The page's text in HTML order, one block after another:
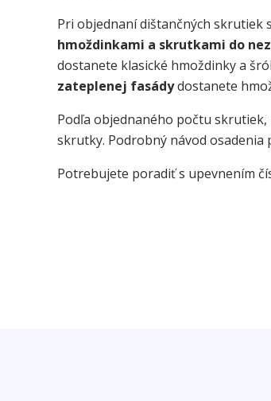
Pri objednaní dištančných skrutiek
hmoždinkami a skrutkami do
dostanete klasické hmoždinky a
zateplenej fasádydostanete
Podľa objednaného počtu
skrutky. Podrobný návod osadenia
Potrebujete poradiť s upevnením